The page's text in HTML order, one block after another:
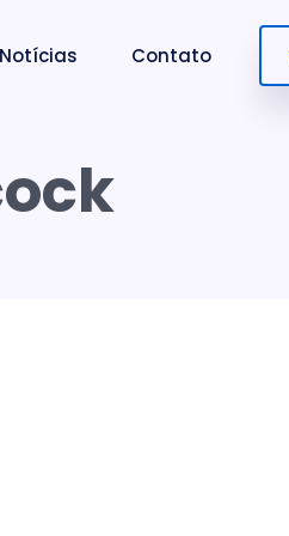
Notícias Contato